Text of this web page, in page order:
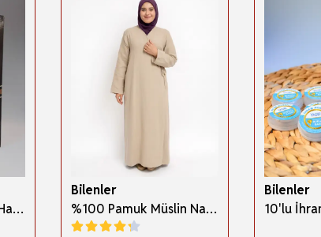
%100 Pamuk Müslin Hac İhramı – Hafif; Dikişsiz ve Antibakteriyel
Bilenler
%100 Pamuk Müslin Namaz Elbisesi Yandan Bağlamalı -Terletmeyen Rahat Kumaş, 36-48 Beden, İbadet Kıyafeti
Bilenler